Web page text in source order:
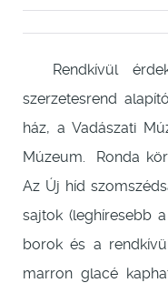
Rendkívül
szerzetesrend
ház, a Vadászati
Múzeum. Ronda
Az Új híd
sajtok (leghíresebb
borok és a
marron glacé